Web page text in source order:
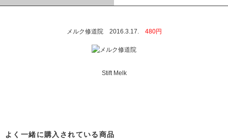
メルク修道院 2016.3.17. 480円
Stift Melk
よく一緒に購入されている商品